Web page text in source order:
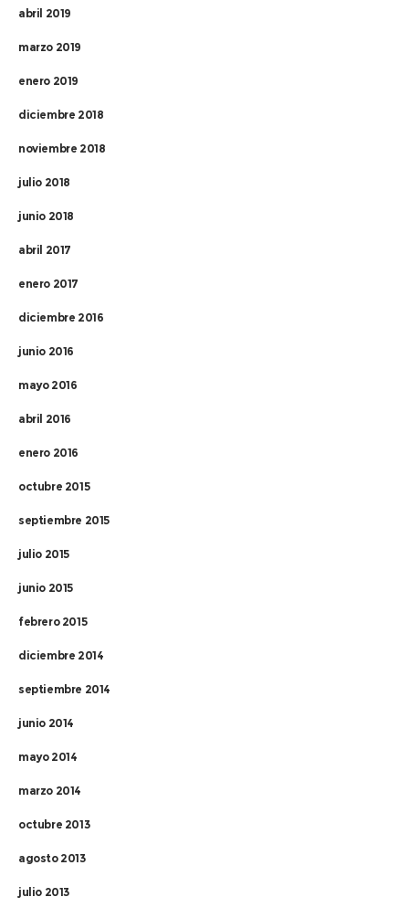
abril 2019
marzo 2019
enero 2019
diciembre 2018
noviembre 2018
julio 2018
junio 2018
abril 2017
enero 2017
diciembre 2016
junio 2016
mayo 2016
abril 2016
enero 2016
octubre 2015
septiembre 2015
julio 2015
junio 2015
febrero 2015
diciembre 2014
septiembre 2014
junio 2014
mayo 2014
marzo 2014
octubre 2013
agosto 2013
julio 2013